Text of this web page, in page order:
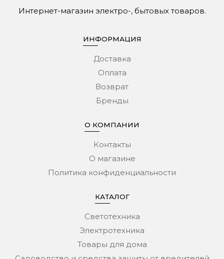
Интернет-магазин электро-, бытовых товаров.
ИНФОРМАЦИЯ
Доставка
Оплата
Возврат
Бренды
О КОМПАНИИ
Контакты
О магазине
Политика конфиденциальности
КАТАЛОГ
Светотехника
Электротехника
Товары для дома